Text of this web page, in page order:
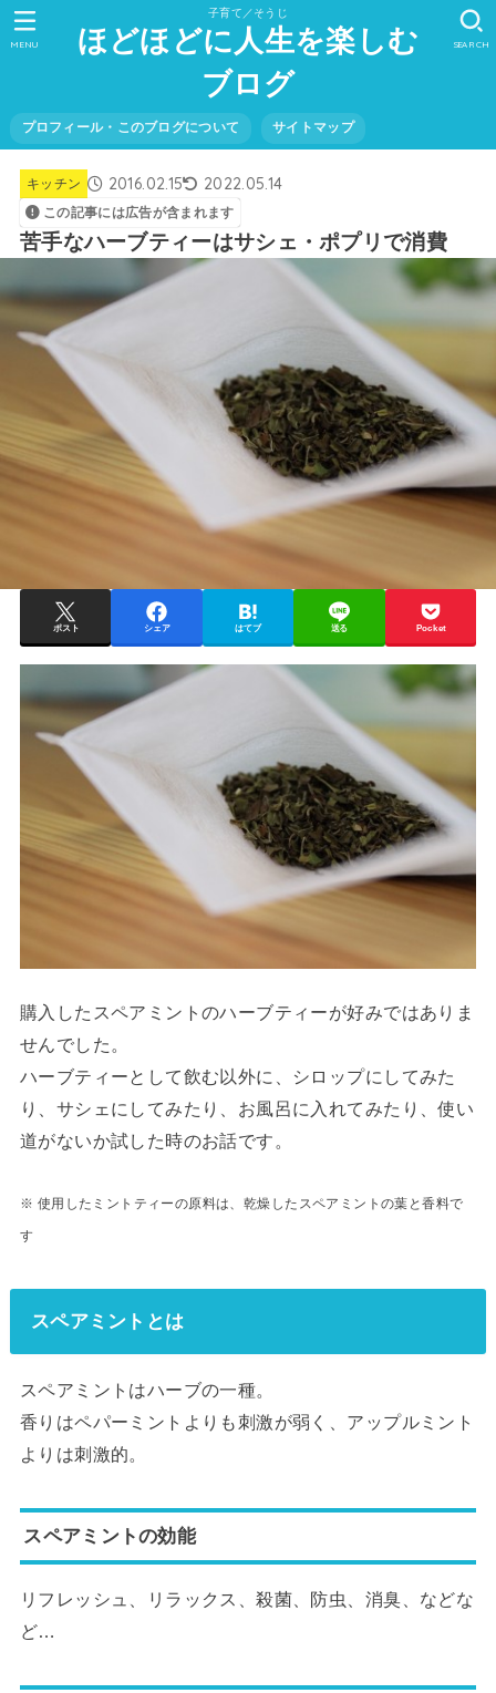
子育て／そうじ
ほどほどに人生を楽しむ
ブログ
プロフィール・このブログについて サイトマップ
SEARCH
MENU
キッチン 2016.02.15 2022.05.14
この記事には広告が含まれます
苦手なハーブティーはサシェ・ポプリで消費
ポスト シェア はてブ 送る Pocket
購入したスペアミントのハーブティーが好みではありま
せんでした。
ハーブティーとして飲む以外に、シロップにしてみた
り、サシェにしてみたり、お風呂に入れてみたり、使い
道がないか試した時のお話です。
※ 使用したミントティーの原料は、乾燥したスペアミントの葉と香料で
す
スペアミントとは
スペアミントはハーブの一種。
香りはペパーミントよりも刺激が弱く、アップルミント
よりは刺激的。
スペアミントの効能
リフレッシュ、リラックス、殺菌、防虫、消臭、などな
ど…